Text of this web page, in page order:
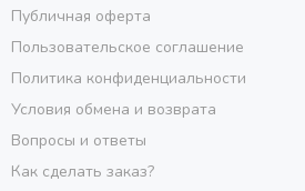
Публичная оферта
Пользовательское соглашение
Политика конфиденциальности
Условия обмена и возврата
Вопросы и ответы
Как сделать заказ?